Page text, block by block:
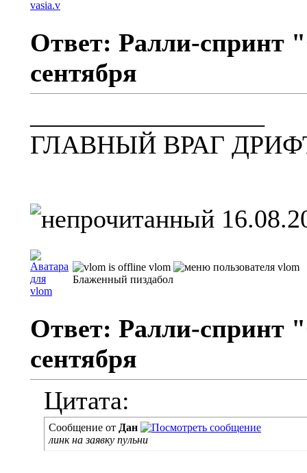
Ответ: Ралли-спринт
сентября
ГЛАВНЫЙ ВРАГ
vlom
Блаженный пиздабол
Ответ: Ралли-спринт
сентября
Цитата:
Сообщение от Дан
линк на заявку пульни